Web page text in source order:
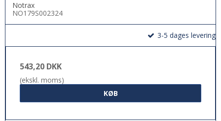
Notrax
NO179S002324
3-5 dages levering
543,20 DKK
(ekskl. moms)
KØB